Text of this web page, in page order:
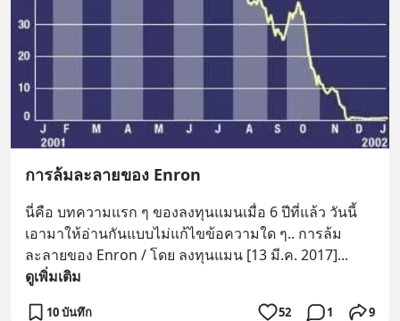
การล้มละลายของ Enron
นี่คือ บทความแรก ๆ ของลงทุนแมนเมื่อ 6 ปีที่แล้ว วันนี้
เอามาให้อ่านกันแบบไม่แก้ไขข้อความใด ๆ.. การล้ม
ละลายของ Enron / โดย ลงทุนแมน [13 มี.ค. 2017]...
ดูเพิ่มเติม
10 บันทึก 52 1 9